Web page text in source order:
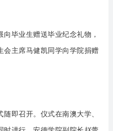
毕业生赠送毕业纪念礼物，
会主席马健凯同学向学院捐赠
即召开。仪式在南澳大学、